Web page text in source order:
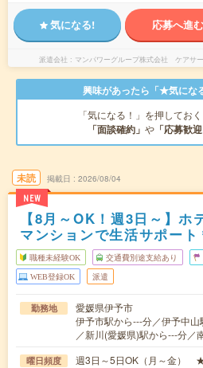
気になる! 応募へ進む
派遣会社 マンパワーグループ株式会社 ケアサ
興味があったら「★気にな
「気になる！」を押してお
「面談確約」 や 「応募歓迎
未読
NEW
掲載日 2026/08/04
【8月～OK！週3日～】ホ
マンションで生活サポー
職種未経験OK 交通費別途支給あり
WEB登録OK 派遣
勤務地
愛媛県伊予市
伊予市駅から---分／伊予中
／新川(愛媛県)駅から---分／
曜日頻度 週3日～5日OK（月～金）